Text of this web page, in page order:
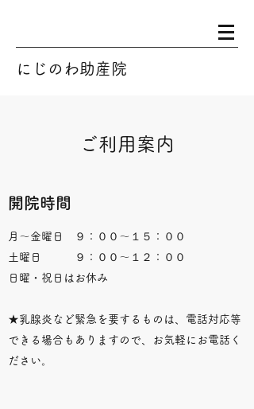
にじのわ助産院
​​ご利用案内
開院時間
月～金曜日 ９：００～１５：００
土曜日 ９：００～１２：００ ​
日曜・祝日はお休み
★乳腺炎など緊急を要するものは、電話対応等
できる場合もありますので、お気軽にお電話く
ださい。